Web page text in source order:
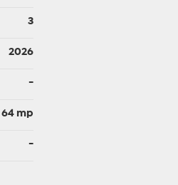
3
2026
-
64 mp
-